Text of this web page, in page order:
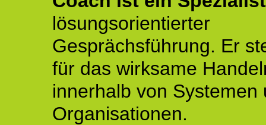
lösungsorientierter
Gesprächsführung. Er
für das wirksame
innerhalb von Systemen
Organisationen.